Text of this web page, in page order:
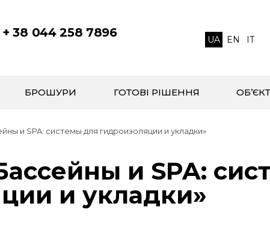
+ 38 044 258 7896
UA EN IT
БРОШУРИ ГОТОВІ РІШЕННЯ
и SPA: системы для гидроизоляции и укладки»
и SPA:
и укладки»